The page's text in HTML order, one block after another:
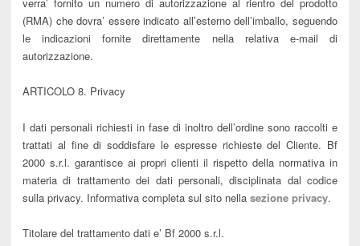
(RMA) che dovra’ essere indicato all’esterno dell’imballo, seguendo
le indicazioni fornite direttamente nella relativa e-mail di
autorizzazione.
ARTICOLO 8. Privacy
I dati personali richiesti in fase di inoltro dell’ordine sono raccolti e
trattati al fine di soddisfare le espresse richieste del Cliente. Bf
2000 s.r.l. garantisce ai propri clienti il rispetto della normativa in
materia di trattamento dei dati personali, disciplinata dal codice
sulla privacy. Informativa completa sul sito nella sezione privacy.
Titolare del trattamento dati e’ Bf 2000 s.r.l.